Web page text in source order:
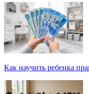
Как научить ребенка